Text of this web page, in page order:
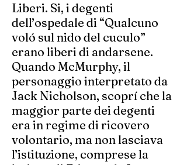
Liberi. Si, i degenti
dell’ospedale di “Qualcuno
voló sul nido del cuculo”
erano liberi di andarsene.
Quando McMurphy, il
personaggio interpretato da
Jack Nicholson, scoprí che la
maggior parte dei degenti
era in regime di ricovero
volontario, ma non lasciava
l’istituzione, comprese la